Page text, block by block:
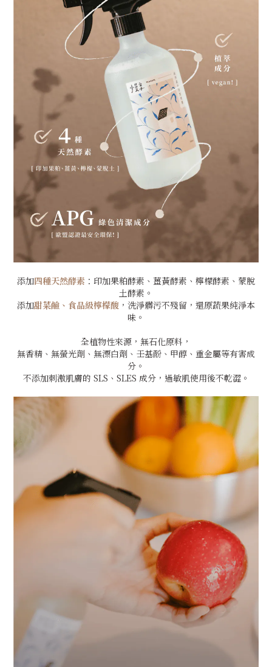
添加四種天然酵素 ：印加果粕酵素、薑黃酵素、檸檬酵素、蒙脫
土酵素。
添加甜菜鹼、食品級檸檬酸 ，洗淨髒污不殘留，還原蔬果純淨本
味。
全植物性來源，無石化原料，
無香精、無螢光劑、無漂白劑、壬基酚、甲醇、重金屬等有害成
分。
不添加刺激肌膚的 SLS、SLES 成分，過敏肌使用後不乾澀。